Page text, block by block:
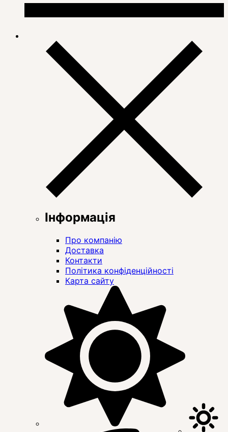
Інформація
Про компанію
Доставка
Контакти
Політика конфіденційності
Карта сайту